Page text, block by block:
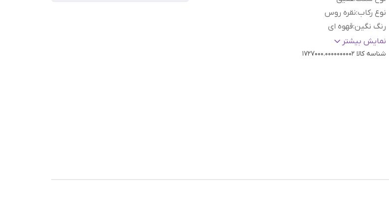
نوع رکاب:نقره روس
رنگ نگین:قهوه ای
سایز:دلخواه
نمایش بیشتر
شناسه کالا 1727000.0000000002